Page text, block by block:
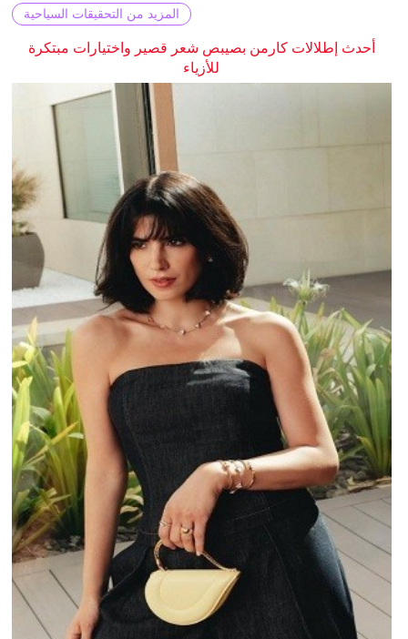
المزيد من التحقيقات السياحية
أحدث إطلالات كارمن بصيبص شعر قصير واختيارات مبتكرة
للأزياء